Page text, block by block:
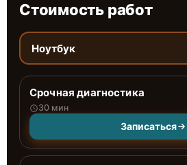
Стоимость работ
Ноутбук
Срочная диагностика
30 мин
Записаться